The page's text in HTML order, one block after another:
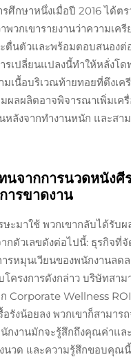
ศึกษาหนึ่งเมื่อปี 2016 ได้
วกเขารายงานว่าความเค
ะตื่นตัวและพร้อมตอบสนอ
รเปลี่ยนแปลงนี้ทำให้หลั่งโ
มเนื้อบริเวณท้ายทอยที่ตึงเ
ผลผลิตอาจพิจารณาเพิ่มเค
หลังจากทำงานหนัก และส
นจากการนวดหนัง
ารขาดงาน
ะมาใช้ พวกเขากลับได้รั
ตัวเลขดังต่อไปนี้: ธุรกิจที่
หมุนเวียนของพนักงานลด
โครงการดังกล่าว บริษัทส
Corporate Wellness
อรังน้อยลง พวกเขาก็สาม
กงานมักจะรู้สึกถึงคุณค่าแล
งนวด และความรู้สึกขอบคุ